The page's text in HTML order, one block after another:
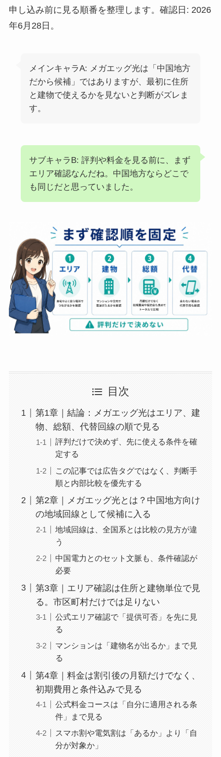
申し込み前に見る順番を整理します。確認日: 2026
年6月28日。
メインキャラA: メガエッグ光は「中国地方
だから候補」ではありますが、最初に住所
と建物で使えるかを見ないと判断がズレま
す。
サブキャラB: 評判や料金を見る前に、まず
エリア確認なんだね。中国地方ならどこで
も同じだと思っていました。
目次
第1章｜結論：メガエッグ光はエリア、建
物、総額、代替回線の順で見る
評判だけで決めず、先に使える条件を確
定する
この記事では広告タグではなく、判断手
順と内部比較を優先する
第2章｜メガエッグ光とは？中国地方向け
の地域回線として候補に入る
地域回線は、全国系とは比較の見方が違
う
中国電力とのセット文脈も、条件確認が
必要
第3章｜エリア確認は住所と建物単位で見
る。市区町村だけでは足りない
公式エリア確認で「提供可否」を先に見
る
マンションは「建物名が出るか」まで見
る
第4章｜料金は割引後の月額だけでなく、
初期費用と条件込みで見る
公式料金コースは「自分に適用される条
件」まで見る
スマホ割や電気割は「あるか」より「自
分が対象か」